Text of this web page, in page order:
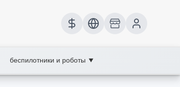
беспилотники и роботы ▼